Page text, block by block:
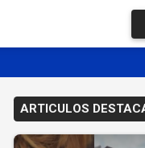
ARTICULOS